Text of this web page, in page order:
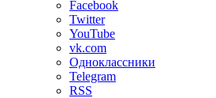
Facebook
Twitter
YouTube
vk.com
Одноклассники
Telegram
RSS